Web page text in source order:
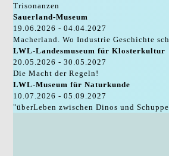
Trisonanzen
Sauerland-Museum
19.06.2026 - 04.04.2027
Macherland. Wo Industrie Geschichte
LWL-Landesmuseum für Klosterkultur
20.05.2026 - 30.05.2027
Die Macht der Regeln!
LWL-Museum für Naturkunde
10.07.2026 - 05.09.2027
"überLeben zwischen Dinos und